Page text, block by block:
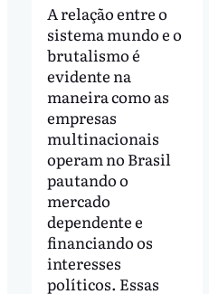
A relação entre o
sistema mundo e o
brutalismo é
evidente na
maneira como as
empresas
multinacionais
operam no Brasil
pautando o
mercado
dependente e
financiando os
interesses
políticos. Essas